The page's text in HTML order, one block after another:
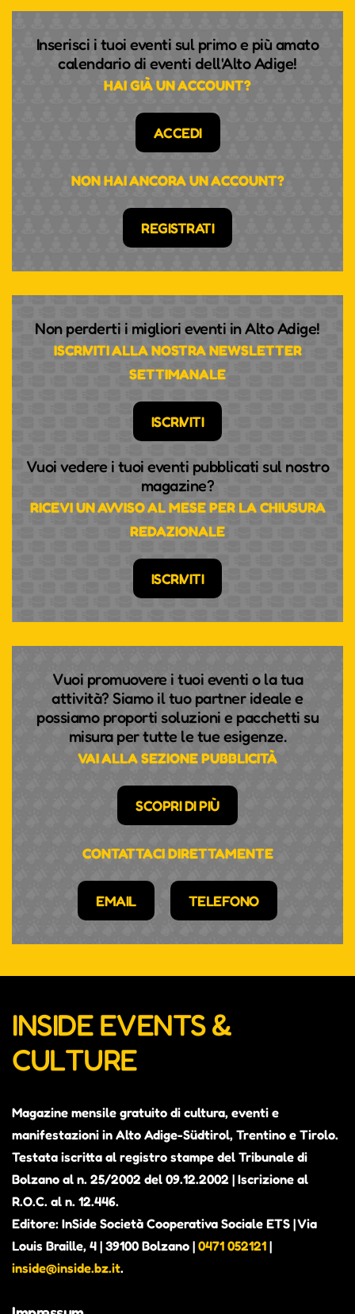
Inserisci i tuoi eventi sul primo e più amato
calendario di eventi dell'Alto Adige!
HAI GIÀ UN ACCOUNT?
ACCEDI
NON HAI ANCORA UN ACCOUNT?
REGISTRATI
Non perderti i migliori eventi in Alto Adige!
ISCRIVITI ALLA NOSTRA NEWSLETTER
SETTIMANALE
ISCRIVITI
Vuoi vedere i tuoi eventi pubblicati sul nostro
magazine?
RICEVI UN AVVISO AL MESE PER LA CHIUSURA
REDAZIONALE
ISCRIVITI
Vuoi promuovere i tuoi eventi o la tua
attività? Siamo il tuo partner ideale e
possiamo proporti soluzioni e pacchetti su
misura per tutte le tue esigenze.
VAI ALLA SEZIONE PUBBLICITÀ
SCOPRI DI PIÙ
CONTATTACI DIRETTAMENTE
EMAIL TELEFONO
INSIDE EVENTS &
CULTURE
Magazine mensile gratuito di cultura, eventi e
manifestazioni in Alto Adige-Südtirol, Trentino e Tirolo.
Testata iscritta al registro stampe del Tribunale di
Bolzano al n. 25/2002 del 09.12.2002 | Iscrizione al
R.O.C. al n. 12.446.
Editore: InSide Società Cooperativa Sociale ETS | Via
Louis Braille, 4 | 39100 Bolzano | 0471 052121 |
inside@inside.bz.it.